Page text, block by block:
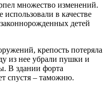
множество изменений.
в качестве
детей
крепость потеряла
из нее убрали пушки и
В здании форта
спустя – таможню.